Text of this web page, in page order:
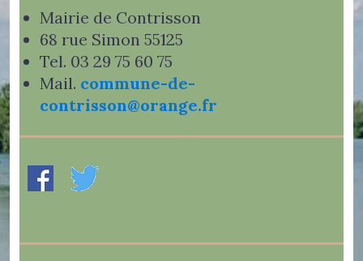
Mairie de Contrisson
68 rue Simon 55125
Tel. 03 29 75 60 75
Mail. commune-de-
contrisson@orange.fr